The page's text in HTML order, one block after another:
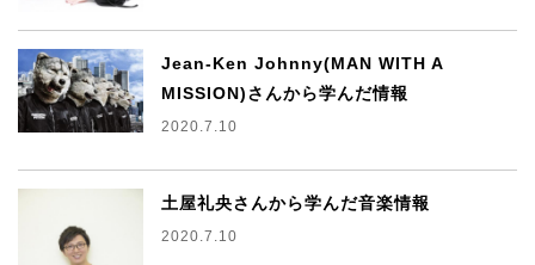
Jean-Ken Johnny(MAN WITH A
MISSION)さんから学んだ情報
2020.7.10
土屋礼央さんから学んだ音楽情報
2020.7.10